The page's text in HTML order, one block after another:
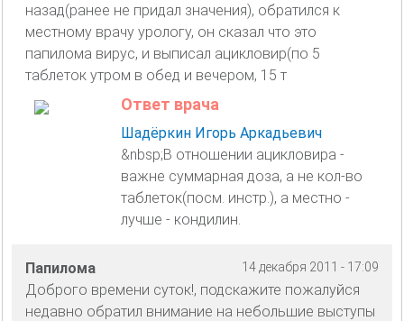
назад(ранее не придал значения), обратился к
местному врачу урологу, он сказал что это
папилома вирус, и выписал ацикловир(по 5
таблеток утром в обед и вечером, 15 т
Ответ врача
Шадёркин Игорь Аркадьевич
&nbsp;В отношении ацикловира -
важне суммарная доза, а не кол-во
таблеток(посм. инстр.), а местно -
лучше - кондилин.
14 декабря 2011 - 17:09
Папилома
Доброго времени суток!, подскажите пожалуйся
недавно обратил внимание на небольшие выступы